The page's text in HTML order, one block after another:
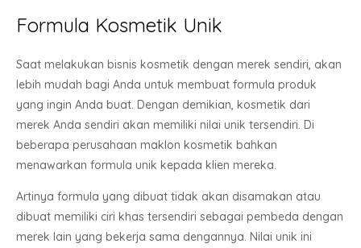
Formula Kosmetik Unik
Saat melakukan bisnis kosmetik dengan merek sendiri, akan
lebih mudah bagi Anda untuk membuat formula produk
yang ingin Anda buat. Dengan demikian, kosmetik dari
merek Anda sendiri akan memiliki nilai unik tersendiri. Di
beberapa perusahaan maklon kosmetik bahkan
menawarkan formula unik kepada klien mereka.
Artinya formula yang dibuat tidak akan disamakan atau
dibuat memiliki ciri khas tersendiri sebagai pembeda dengan
merek lain yang bekerja sama dengannya. Nilai unik ini